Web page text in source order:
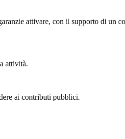
attivare, con il supporto di un
attività.
ai contributi pubblici.